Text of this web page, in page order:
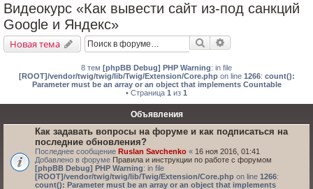
Видеокурс «Как вывести сайт из-под санкций
Google и Яндекс»
Новая тема Поиск
8 тем [phpBB Debug] PHP Warning: in file
[ROOT]/vendor/twig/twig/lib/Twig/Extension/Core.phpon line 1266: count():
Parameter must be an array or an object that implements Countable
• Страница 1 из 1
Объявления
Как задавать вопросы на форуме и как подписаться на
последние обновления?
Последнее сообщение Ruslan Savchenko « 16 ноя 2016, 01:41
Добавлено в форуме Правила и инструкции по работе с форумом
[phpBB Debug] PHP Warning: in file
[ROOT]/vendor/twig/twig/lib/Twig/Extension/Core.php on line 1266:
count(): Parameter must be an array or an object that implements